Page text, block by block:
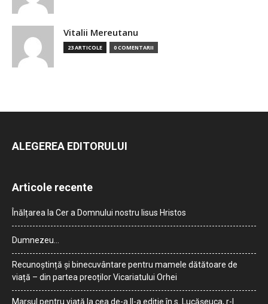
Vitalii Mereutanu
23 ARTICOLE 0 COMENTARII
ALEGEREA EDITORULUI
Articole recente
Înălțarea la Cer a Domnului nostru Iisus Hristos
Dumnezeu…
Recunoștință și binecuvântare pentru mamele dătătoare de
viață – din partea preoților Vicariatului Orhei
Marșul pentru viață la cea de-a II-a ediție în s. Lucășeuca, r-l